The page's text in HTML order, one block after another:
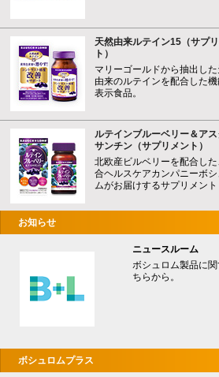
天然由来ルテイン15（サプ
ト）
マリーゴールドから抽出し
由来のルテインを配合した
表示食品。
ルテインブルーベリー＆アス
サンチン（サプリメント）
北欧産ビルベリーを配合し
合ヘルスケアカンパニーボシ
ムがお届けするサプリメント
お知らせ
ニュースルーム
ボシュロム製品に
ちらから。
ボシュロムプラス